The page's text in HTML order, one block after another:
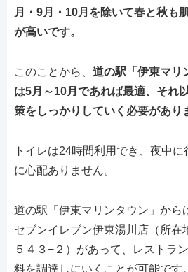
月・9月・10月を除いて春と秋も
が高いです。
このことから、 道の駅「伊東マリ
は5月～10月であれば最適、それ
策をしっかりしていく必要があり
トイレは24時間利用でき、夜中に
に心配ありません。
道の駅「伊東マリンタウン」から
セブンイレブン伊東湯川店（所在
５４３−２）があって、レストラ
料を調達しにいくことが可能です。